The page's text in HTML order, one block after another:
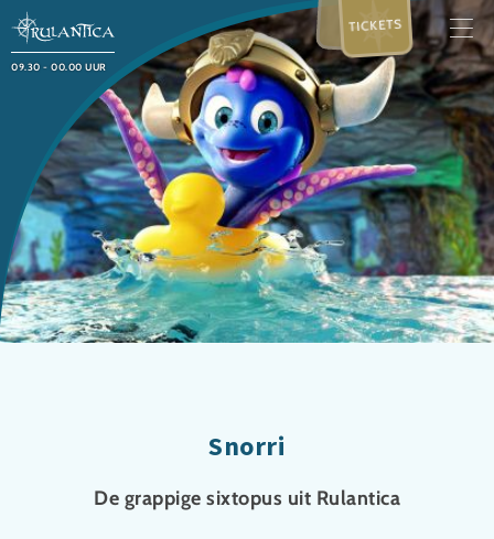
09.30 - 00.00 UUR
TICKETS
Snorri
De grappige sixtopus uit Rulantica